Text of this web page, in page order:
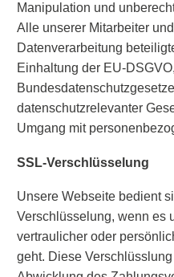
Manipulation und
Alle unserer Mitarbeiter
Datenverarbeitung
Einhaltung der EU-
datenschutzrelevanter
Umgang mit
SSL-Verschlüsselung
Unsere Webseite bedient
Verschlüsselung, wenn es
vertraulicher oder
geht. Diese